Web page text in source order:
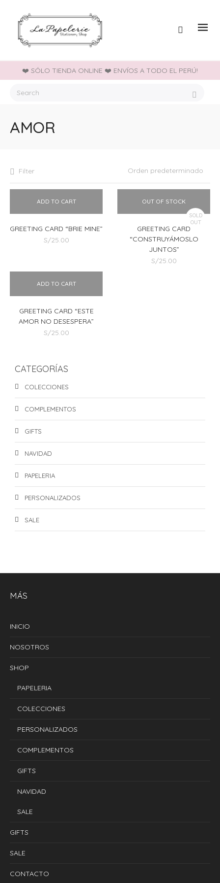
❤️ SÓLO TIENDA ONLINE ❤️ ENVÍOS A TODO EL PERÚ!
AMOR
Filter
ADD TO CART
GREETING CARD “BRIE MINE”
S/25.00
SOLD
OUT
OUT OF STOCK
GREETING CARD
“CONSTRUYÁMOSLO
JUNTOS”
S/25.00
ADD TO CART
GREETING CARD “ESTE
AMOR NO DESESPERA”
S/25.00
CATEGORÍAS
COLECCIONES
COMPLEMENTOS
GIFTS
NAVIDAD
PAPELERIA
PERSONALIZADOS
SALE
MÁS
INICIO
NOSOTROS
SHOP
PAPELERIA
COLECCIONES
PERSONALIZADOS
COMPLEMENTOS
GIFTS
NAVIDAD
SALE
GIFTS
SALE
CONTACTO